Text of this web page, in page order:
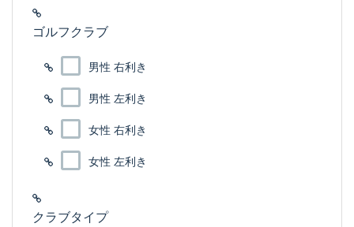
ゴルフクラブ
男性 右利き
男性 左利き
女性 右利き
女性 左利き
クラブタイプ